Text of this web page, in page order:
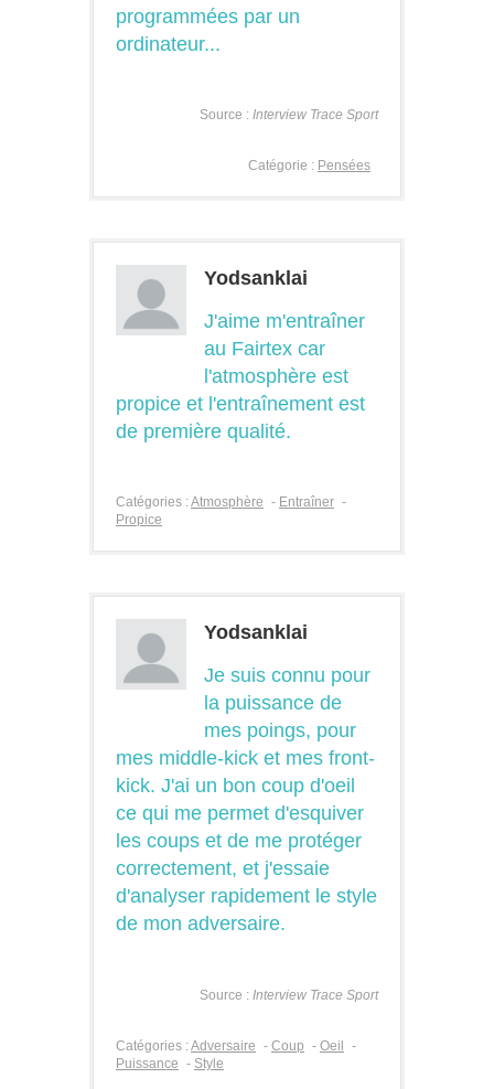
programmées par un
ordinateur...
Source : Interview Trace Sport
Catégorie : Pensées
Yodsanklai
J'aime m'entraîner
au Fairtex car
l'atmosphère est
propice et l'entraînement est
de première qualité.
Catégories :Atmosphère - Entraîner -
Propice
Yodsanklai
Je suis connu pour
la puissance de
mes poings, pour
mes middle-kick et mes front-
kick. J'ai un bon coup d'oeil
ce qui me permet d'esquiver
les coups et de me protéger
correctement, et j'essaie
d'analyser rapidement le style
de mon adversaire.
Source : Interview Trace Sport
Catégories :Adversaire - Coup - Oeil -
Puissance - Style